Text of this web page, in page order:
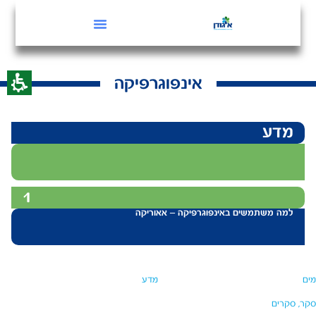
אינפוגרפיקה
מדע
1
למה משתמשים באינפוגרפיקה – אאוריקה
מים מדע
סקר, סקרים